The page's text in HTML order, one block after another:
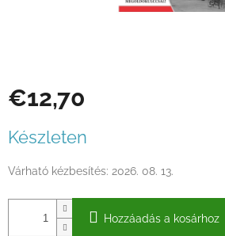
€12,70
Készleten
Várható kézbesítés: 2026. 08. 13.
Hozzáadás a kosárhoz